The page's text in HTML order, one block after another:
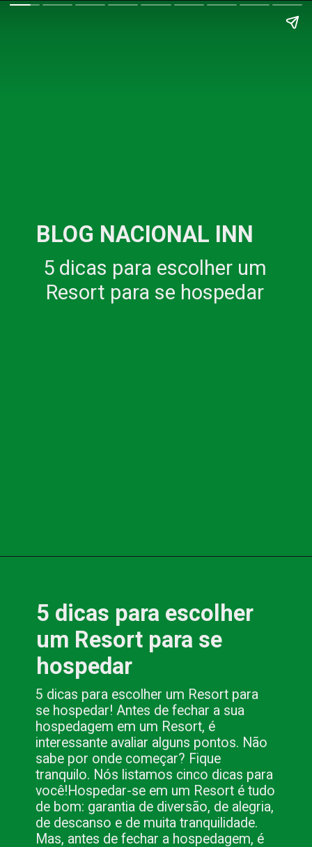
BLOG NACIONAL INN
5 dicas para escolher um
Resort para se hospedar
5 dicas para escolher
um Resort para se
hospedar
5 dicas para escolher um Resort para
se hospedar! Antes de fechar a sua
hospedagem em um Resort, é
interessante avaliar alguns pontos. Não
sabe por onde começar? Fique
tranquilo. Nós listamos cinco dicas para
você!Hospedar-se em um Resort é tudo
de bom: garantia de diversão, de alegria,
de descanso e de muita tranquilidade.
Mas, antes de fechar a hospedagem, é